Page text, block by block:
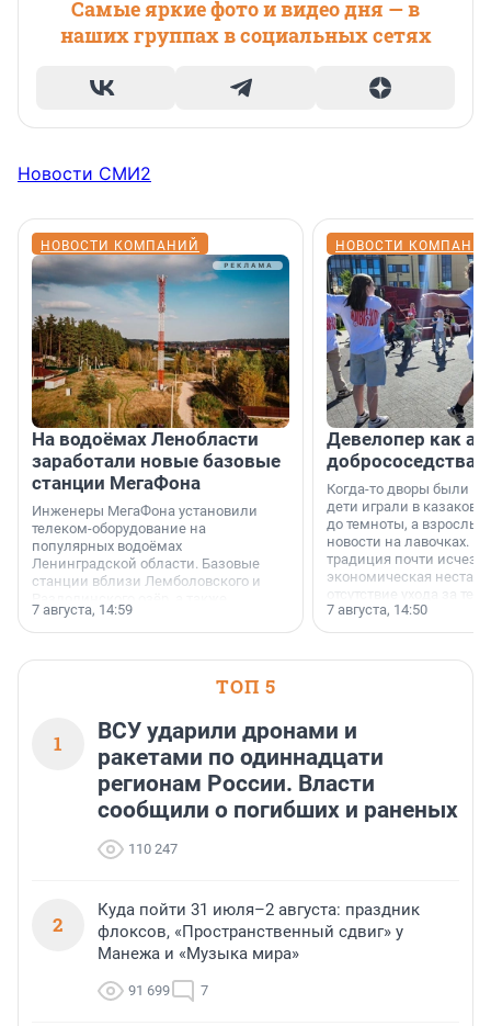
Самые яркие фото и видео дня — в
наших группах в социальных сетях
Новости СМИ2
НОВОСТИ КОМПАНИЙ
На водоёмах Ленобласти
заработали новые базовые
станции МегаФона
Инженеры МегаФона установили
телеком-оборудование на
популярных водоёмах
Ленинградской области. Базовые
станции вблизи Лемболовского и
недалеко от Большого Тосненского
водопада.
7 августа, 14:59
НОВОСТИ
Девелопер как
добрососедства
Когда-то дворы были
дети играли в казаков-
до темноты, а
новости на лавочках. В
традиция почти
экономическая
отсутствие ухода за
сделали своё дело.
7 августа, 14:50
ТОП 5
1
ВСУ ударили дронами и
ракетами по одиннадцати
регионам России. Власти
сообщили о погибших и раненых
110 247
2
Куда пойти 31 июля–2 августа: праздник
флоксов, «Пространственный сдвиг» у
Манежа и «Музыка мира»
91 699 7